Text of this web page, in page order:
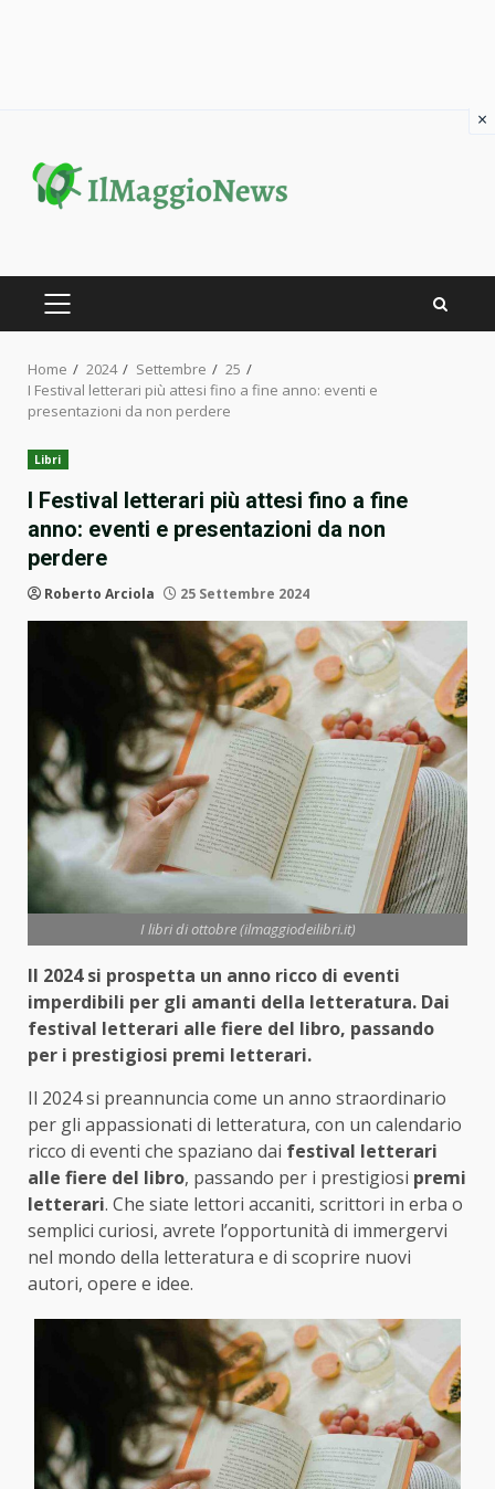
content
PRIMARY
Home 2024 Settembre
25
I Festival letterari più attesi fino a fine anno: eventi e
presentazioni da non perdere
Libri
I Festival letterari più attesi fino a fine
anno: eventi e presentazioni da non
perdere
Roberto Arciola 25 Settembre 2024
I libri di ottobre (ilmaggiodeilibri.it)
Il 2024 si prospetta un anno ricco di eventi
imperdibili per gli amanti della letteratura. Dai
festival letterari alle fiere del libro, passando
per i prestigiosi premi letterari.
Il 2024 si preannuncia come un anno straordinario
per gli appassionati di letteratura, con un calendario
ricco di eventi che spaziano dai festival letterari
alle fiere del libro, passando per i prestigiosi premi
letterari. Che siate lettori accaniti, scrittori in erba o
semplici curiosi, avrete l’opportunità di immergervi
nel mondo della letteratura e di scoprire nuovi
autori, opere e idee.
×